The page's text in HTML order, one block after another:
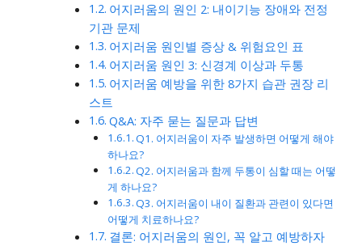
어지러움의 원인 2: 내이기능 장애와 전정
기관 문제
어지러움 원인별 증상 & 위험요인 표
어지러움 원인 3: 신경계 이상과 두통
어지러움 예방을 위한 8가지 습관 권장 리
스트
Q&A: 자주 묻는 질문과 답변
Q1. 어지러움이 자주 발생하면 어떻게 해야
하나요?
Q2. 어지러움과 함께 두통이 심할 때는 어떻
게 하나요?
Q3. 어지러움이 내이 질환과 관련이 있다면
어떻게 치료하나요?
결론: 어지러움의 원인, 꼭 알고 예방하자